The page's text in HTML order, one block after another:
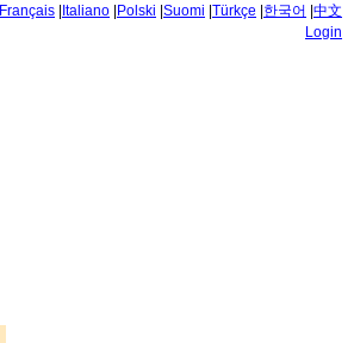
Français Italiano Polski Suomi Türkçe 한국어 中文
Login